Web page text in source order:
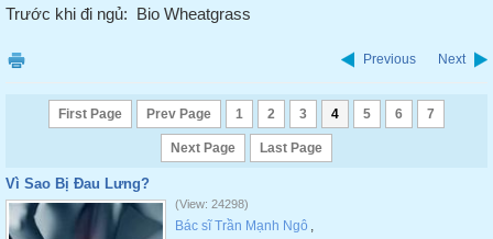
Trước khi đi ngủ:
Bio Wheatgrass
Previous Next
First Page Prev Page 1 2 3 4 5 6 7
Next Page Last Page
Vì Sao Bị Đau Lưng?
(View: 24298)
Bác sĩ Trần Mạnh Ngô ,